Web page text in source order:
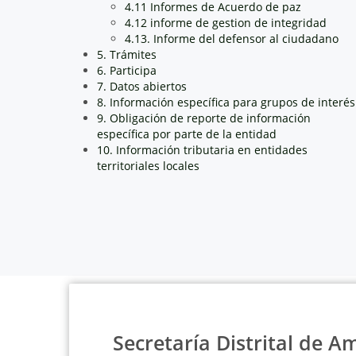
4.11 Informes de Acuerdo de paz
4.12 informe de gestion de integridad
4.13. Informe del defensor al ciudadano
5. Trámites
6. Participa
7. Datos abiertos
8. Información específica para grupos de interés
9. Obligación de reporte de información
específica por parte de la entidad
10. Información tributaria en entidades
territoriales locales
Secretaría Distrital de